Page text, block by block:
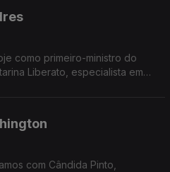
como primeiro-ministro do
Liberato, especialista em
com Cândida Pinto,